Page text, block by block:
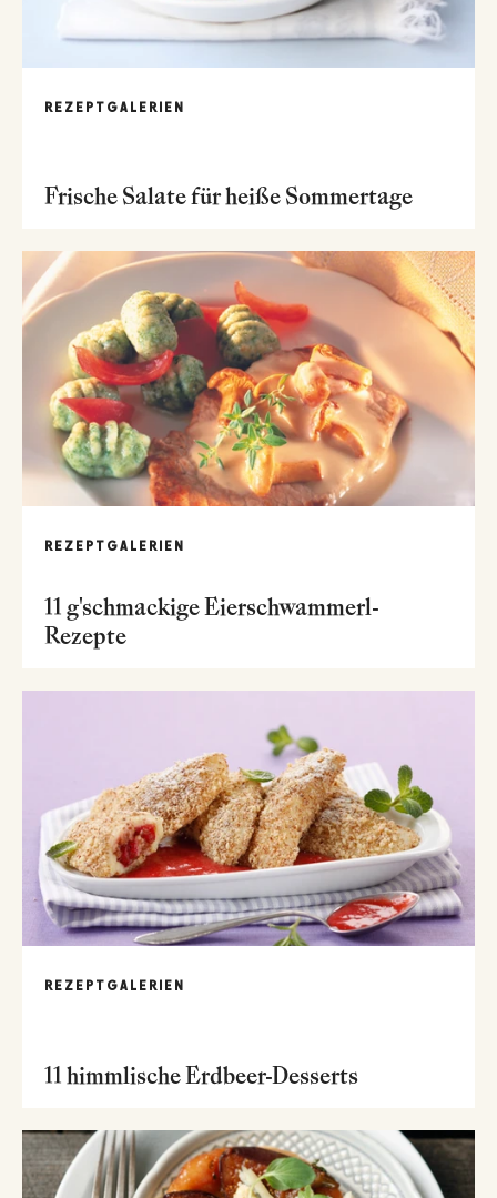
REZEPTGALERIEN
Frische Salate für heiße Sommertage
REZEPTGALERIEN
11 g'schmackige Eierschwammerl-
Rezepte
REZEPTGALERIEN
11 himmlische Erdbeer-Desserts